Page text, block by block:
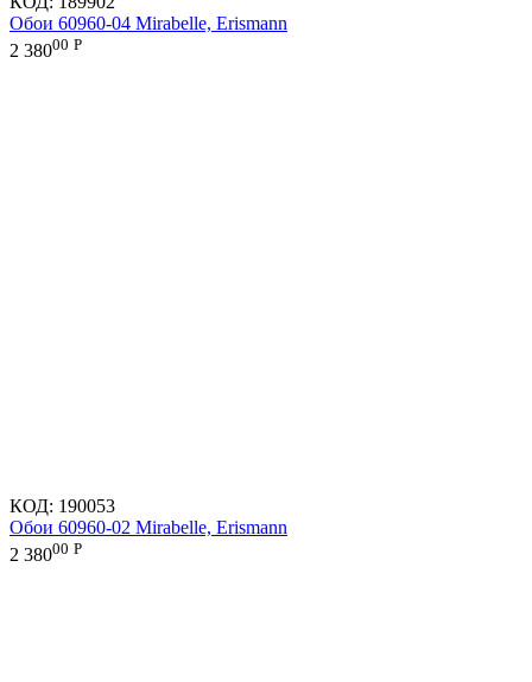
Обои 60960-04 Mirabelle, Erismann
2 38000 Р
КОД: 190053
Обои 60960-02 Mirabelle, Erismann
2 38000 Р